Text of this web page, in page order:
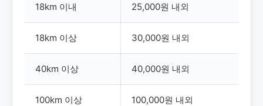
18km 이내 25,000원 내외
18km 이상 30,000원 내외
40km 이상 40,000원 내외
100km 이상 100,000원 내외